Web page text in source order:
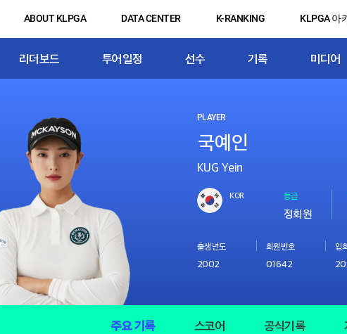
ABOUT KLPGA DATA CENTER K-RANKING KLPGA 아
리더보드 투어일정 선수 기록 미디어
PLAYER
KUG Yein
KOR 등급
정회원
출생년도
2002
회원번호
01642
입
주요 기록 스코어 공식기록